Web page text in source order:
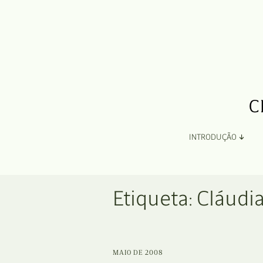
INTRODUÇÃO
Organização
Etiqueta:
MAIO DE 2008